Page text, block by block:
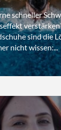
schneller
sind die
nicht wissen:...